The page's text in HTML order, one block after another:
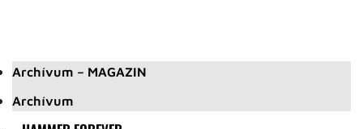
Archívum – MAGAZIN
Archívum